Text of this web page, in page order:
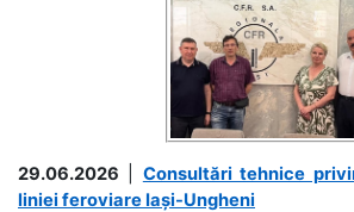
29.06.2026
Consultări tehnice
liniei feroviare Iași-Ungheni